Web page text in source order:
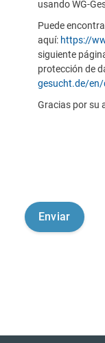
usando WG-
Puede
aquí: https://
siguiente
protección de
gesucht.de/
Gracias por su